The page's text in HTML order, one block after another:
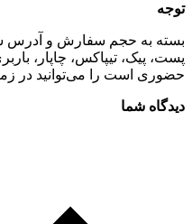
توجه
بسته به حجم سفارش و آدرس
پست، پیک، تیپاکس، چاپار،
حضوری است را می‌توانید در
دیدگاه شما